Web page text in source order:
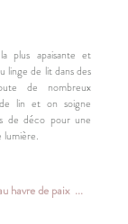
plus apaisante et
linge de lit dans des
de nombreux
lin et on soigne
de déco pour une
lumière.
havre de paix ...